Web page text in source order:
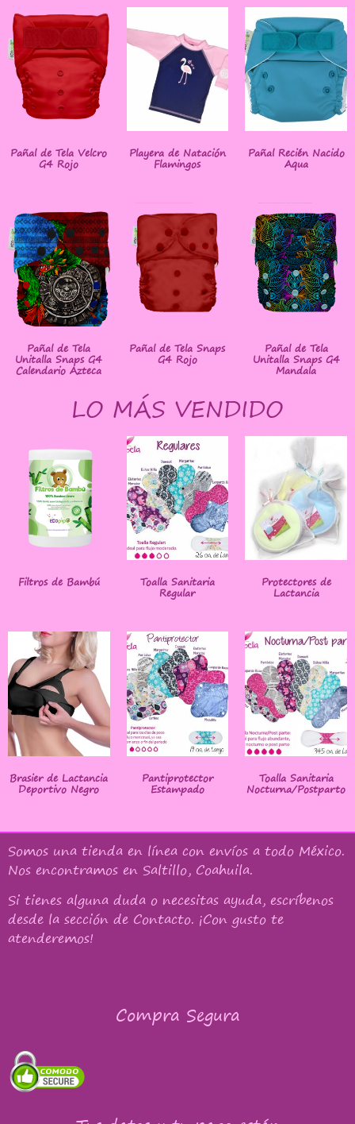
Pañal de Tela Velcro
G4 Rojo
Playera de Natación
Flamingos
Pañal Recién Nacido
Aqua
Pañal de Tela
Unitalla Snaps G4
Calendario Azteca
Pañal de Tela Snaps
G4 Rojo
Pañal de Tela
Unitalla Snaps G4
Mandala
LO MÁS VENDIDO
Filtros de Bambú Toalla Sanitaria
Regular
Protectores de
Lactancia
Brasier de Lactancia
Deportivo Negro
Pantiprotector
Estampado
Toalla Sanitaria
Nocturna/Postparto
Somos una tienda en línea con envíos a todo México.
Nos encontramos en Saltillo, Coahuila.
Si tienes alguna duda o necesitas ayuda, escríbenos
desde la sección de Contacto. ¡Con gusto te
atenderemos!
Compra Segura